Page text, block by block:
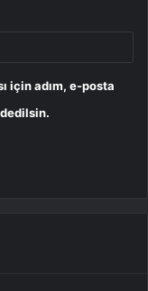
için adım, e-posta